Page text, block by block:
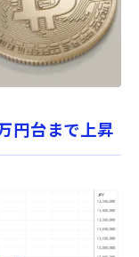
円台まで上昇